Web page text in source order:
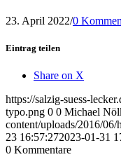
23. April 2022/0
Eintrag teilen
Share on X
https://salzig-suess-
typo.png 0 0 Michael
content/uploads/2016/06/
23 16:57:272023-01-31
0 Kommentare